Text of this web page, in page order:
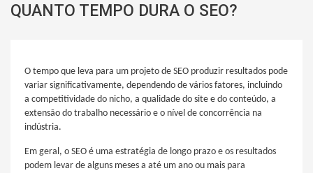
QUANTO TEMPO DURA O SEO?
O tempo que leva para um projeto de SEO produzir resultados pode
variar significativamente, dependendo de vários fatores, incluindo
a competitividade do nicho, a qualidade do site e do conteúdo, a
extensão do trabalho necessário e o nível de concorrência na
indústria.
Em geral, o SEO é uma estratégia de longo prazo e os resultados
podem levar de alguns meses a até um ano ou mais para